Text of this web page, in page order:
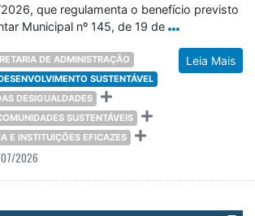
que regulamenta o benefício previsto
Municipal nº 145, de 19 de
Leia Mais
DE ADMINISTRAÇÃO
SUSTENTÁVEL
DESIGUALDADES
SUSTENTÁVEIS
E INSTITUIÇÕES EFICAZES
07/2026